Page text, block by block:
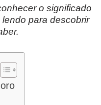
o significado
para descobrir